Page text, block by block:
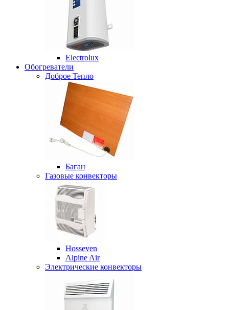
Electrolux
Обогреватели
Доброе Тепло
Баган
Газовые конвекторы
Hosseven
Alpine Air
Электрические конвекторы